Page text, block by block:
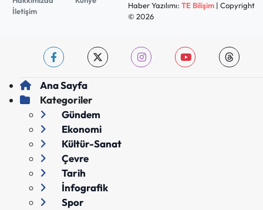
İletişim
Haber Yazılımı: TE Bilişim| Copyright
© 2026
Ana Sayfa
Kategoriler
Gündem
Ekonomi
Kültür-Sanat
Çevre
Tarih
İnfografik
Spor